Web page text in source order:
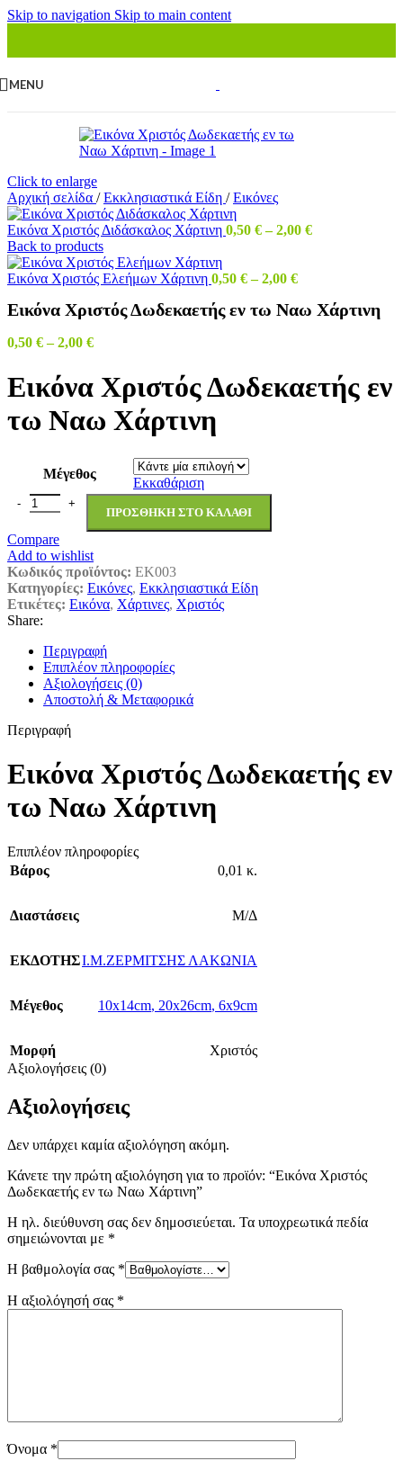
Skip to navigation Skip to main content
MENU
Click to enlarge
Αρχική σελίδα / Εκκλησιαστικά Είδη / Εικόνες
Εικόνα Χριστός Διδάσκαλος Χάρτινη 0,50 € – 2,00 €
Back to products
Εικόνα Χριστός Ελεήμων Χάρτινη 0,50 € – 2,00 €
Εικόνα Χριστός Δωδεκαετής εν τω Ναω Χάρτινη
0,50 € – 2,00 €
Εικόνα Χριστός Δωδεκαετής εν
τω Ναω Χάρτινη
Μέγεθος
Εκκαθάριση
ΠΡΟΣΘΉΚΗ ΣΤΟ ΚΑΛΆΘΙ
Compare
Add to wishlist
Κωδικός προϊόντος: EK003
Κατηγορίες: Εικόνες, Εκκλησιαστικά Είδη
Ετικέτες: Εικόνα, Χάρτινες, Χριστός
Share:
Περιγραφή
Επιπλέον πληροφορίες
Αξιολογήσεις (0)
Αποστολή & Μεταφορικά
Περιγραφή
Εικόνα Χριστός Δωδεκαετής εν
τω Ναω Χάρτινη
Επιπλέον πληροφορίες
Βάρος
0,01 κ.
Διαστάσεις Μ/Δ
ΕΚΔΟΤΗΣΙ.Μ.ΖΕΡΜΙΤΣΗΣ ΛΑΚΩΝΙΑ
Μέγεθος 10x14cm, 20x26cm, 6x9cm
Μορφή
Χριστός
Αξιολογήσεις (0)
Αξιολογήσεις
Δεν υπάρχει καμία αξιολόγηση ακόμη.
Κάνετε την πρώτη αξιολόγηση για το προϊόν: “Εικόνα Χριστός
Δωδεκαετής εν τω Ναω Χάρτινη”
Η ηλ. διεύθυνση σας δεν δημοσιεύεται. Τα υποχρεωτικά πεδία
σημειώνονται με *
Η βαθμολογία σας *
Η αξιολόγησή σας *
Όνομα *